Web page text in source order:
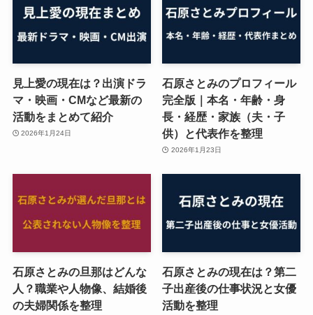
見上愛の現在は？出演ドラ
マ・映画・CMなど最新の
活動をまとめて紹介
2026年1月24日
石原さとみのプロフィール
完全版｜本名・年齢・身
長・経歴・家族（夫・子
供）と代表作を整理
2026年1月23日
石原さとみの旦那はどんな
人？職業や人物像、結婚後
の夫婦関係を整理
石原さとみの現在は？第二
子出産後の仕事状況と女優
活動を整理